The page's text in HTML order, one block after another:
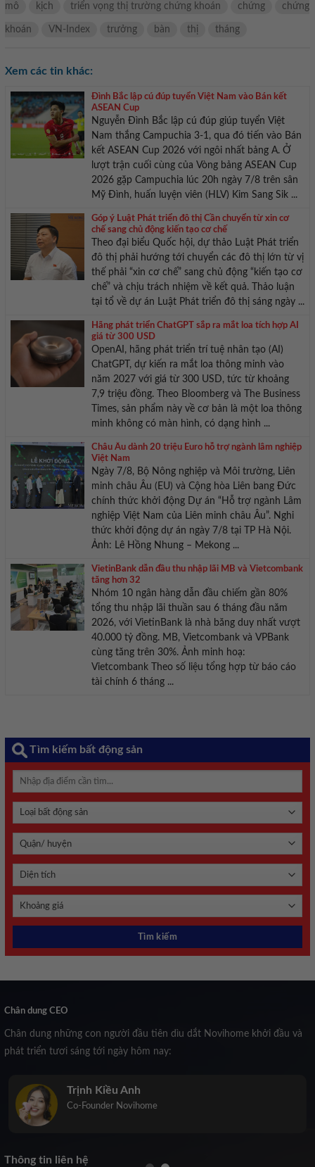
mô kịch triển vọng thị trường chứng khoán chứng chứng
khoán VN-Index trưởng bàn thị tháng
Xem các tin khác:
Đình Bắc lập cú đúp tuyển Việt Nam vào Bán kết
ASEAN Cup
Nguyễn Đình Bắc lập cú đúp giúp tuyển Việt
Nam thắng Campuchia 3-1, qua đó tiến vào Bán
kết ASEAN Cup 2026 với ngôi nhất bảng A. Ở
lượt trận cuối cùng của Vòng bảng ASEAN Cup
2026 gặp Campuchia lúc 20h ngày 7/8 trên sân
Mỹ Đình, huấn luyện viên (HLV) Kim Sang Sik ...
Góp ý Luật Phát triển đô thị Cần chuyển từ xin cơ
chế sang chủ động kiến tạo cơ chế
Theo đại biểu Quốc hội, dự thảo Luật Phát triển
đô thị phải hướng tới chuyển các đô thị lớn từ vị
thế phải “xin cơ chế” sang chủ động “kiến tạo cơ
chế” và chịu trách nhiệm về kết quả. Thảo luận
tại tổ về dự án Luật Phát triển đô thị sáng ngày ...
Hãng phát triển ChatGPT sắp ra mắt loa tích hợp AI
giá từ 300 USD
OpenAI, hãng phát triển trí tuệ nhân tạo (AI)
ChatGPT, dự kiến ra mắt loa thông minh vào
năm 2027 với giá từ 300 USD, tức từ khoảng
7,9 triệu đồng. Theo Bloomberg và The Business
Times, sản phẩm này về cơ bản là một loa thông
minh không có màn hình, có dạng hình ...
Châu Âu dành 20 triệu Euro hỗ trợ ngành lâm nghiệp
Việt Nam
Ngày 7/8, Bộ Nông nghiệp và Môi trường, Liên
minh châu Âu (EU) và Cộng hòa Liên bang Đức
chính thức khởi động Dự án “Hỗ trợ ngành Lâm
nghiệp Việt Nam của Liên minh châu Âu”. Nghi
thức khởi động dự án ngày 7/8 tại TP Hà Nội.
Ảnh: Lê Hồng Nhung – Mekong ...
VietinBank dẫn đầu thu nhập lãi MB và Vietcombank
tăng hơn 32
Nhóm 10 ngân hàng dẫn đầu chiếm gần 80%
tổng thu nhập lãi thuần sau 6 tháng đầu năm
2026, với VietinBank là nhà băng duy nhất vượt
40.000 tỷ đồng. MB, Vietcombank và VPBank
cùng tăng trên 30%. Ảnh minh hoạ:
Vietcombank Theo số liệu tổng hợp từ báo cáo
tài chính 6 tháng ...
Tìm kiếm bất động sản
Chân dung CEO
Chân dung những con người đầu tiên dìu dắt Novihome khởi đầu và
phát triển tươi sáng tới ngày hôm nay:
Trịnh Kiều Anh
Co-Founder Novihome
Thông tin liên hệ